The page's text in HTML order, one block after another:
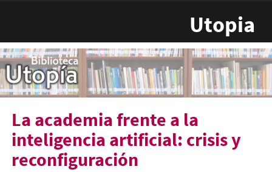
Utopia
La academia frente a la
inteligencia artificial: crisis y
reconfiguración